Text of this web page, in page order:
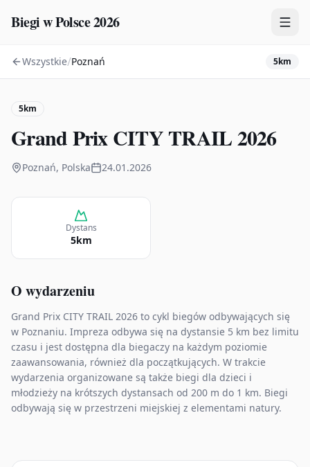
Biegi w Polsce 2026
Zawody
Wszystkie/Poznań 5km
5km
Grand Prix CITY TRAIL 2026
Poznań, Polska 24.01.2026
Dystans
5km
O wydarzeniu
Grand Prix CITY TRAIL 2026 to cykl biegów odbywających się
w Poznaniu. Impreza odbywa się na dystansie 5 km bez limitu
czasu i jest dostępna dla biegaczy na każdym poziomie
zaawansowania, również dla początkujących. W trakcie
wydarzenia organizowane są także biegi dla dzieci i
młodzieży na krótszych dystansach od 200 m do 1 km. Biegi
odbywają się w przestrzeni miejskiej z elementami natury.